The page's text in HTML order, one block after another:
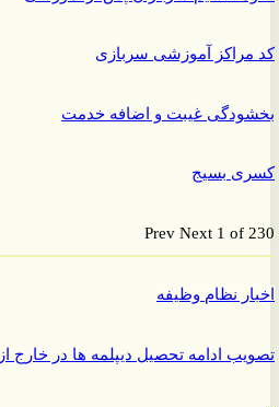
آموزشی سربازی
غیبت و اضافه خدمت
بسیج
PrevNext 1 of
نظام وظیفه
ادامه تحصیل دیپلمه ها در خارج از